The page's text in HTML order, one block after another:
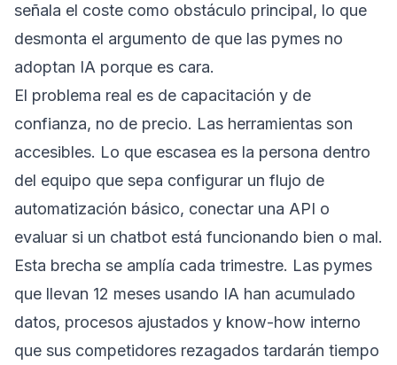
señala el coste como obstáculo principal, lo que
desmonta el argumento de que las pymes no
adoptan IA porque es cara.
El problema real es de capacitación y de
confianza, no de precio. Las herramientas son
accesibles. Lo que escasea es la persona dentro
del equipo que sepa configurar un flujo de
automatización básico, conectar una API o
evaluar si un chatbot está funcionando bien o mal.
Esta brecha se amplía cada trimestre. Las pymes
que llevan 12 meses usando IA han acumulado
datos, procesos ajustados y know-how interno
que sus competidores rezagados tardarán tiempo